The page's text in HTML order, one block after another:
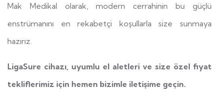
Mak Medikal olarak, modern cerrahinin bu güçlü
enstrümanını en rekabetçi koşullarla size sunmaya
hazırız.
LigaSure cihazı, uyumlu el aletleri ve size özel fiyat
tekliflerimiz için hemen bizimle iletişime geçin.